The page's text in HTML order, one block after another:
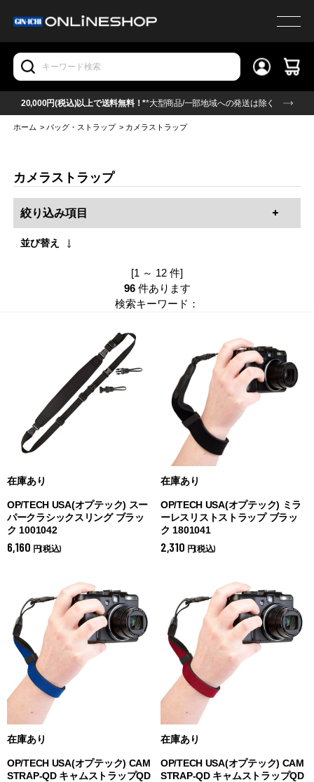
20,000円(税込)以上で送料無料！**大型商品/一部地域への発送は除く
ホーム >バッグ・ストラップ > カメラストラップ
カメラストラップ
絞り込み項目
並び替え
[1 ～ 12 件]
96 件あります
検索キーワード：
在庫あり
OP/TECH USA(オプテック) スー
パークラシックスリング ブラッ
ク 1001042
6,160 円(税込)
在庫あり
OP/TECH USA(オプテック) ミラ
ーレスリストストラップ ブラッ
ク 1801041
2,310 円(税込)
在庫あり
OP/TECH USA(オプテック) CAM
STRAP-QD キャムストラップQD
在庫あり
OP/TECH USA(オプテック) CAM
STRAP-QD キャムストラップQD